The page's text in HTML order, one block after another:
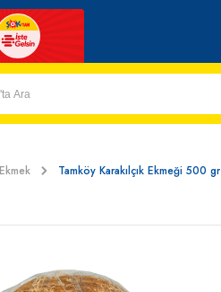
Ekmek Tamköy Karakılçık Ekmeği 500 gr